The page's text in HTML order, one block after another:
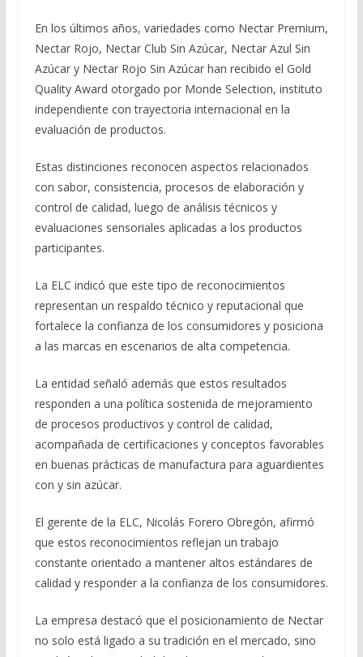
En los últimos años, variedades como Nectar Premium,
Nectar Rojo, Nectar Club Sin Azúcar, Nectar Azul Sin
Azúcar y Nectar Rojo Sin Azúcar han recibido el Gold
Quality Award otorgado por Monde Selection, instituto
independiente con trayectoria internacional en la
evaluación de productos.
Estas distinciones reconocen aspectos relacionados
con sabor, consistencia, procesos de elaboración y
control de calidad, luego de análisis técnicos y
evaluaciones sensoriales aplicadas a los productos
participantes.
La ELC indicó que este tipo de reconocimientos
representan un respaldo técnico y reputacional que
fortalece la confianza de los consumidores y posiciona
a las marcas en escenarios de alta competencia.
La entidad señaló además que estos resultados
responden a una política sostenida de mejoramiento
de procesos productivos y control de calidad,
acompañada de certificaciones y conceptos favorables
en buenas prácticas de manufactura para aguardientes
con y sin azúcar.
El gerente de la ELC, Nicolás Forero Obregón, afirmó
que estos reconocimientos reflejan un trabajo
constante orientado a mantener altos estándares de
calidad y responder a la confianza de los consumidores.
La empresa destacó que el posicionamiento de Nectar
no solo está ligado a su tradición en el mercado, sino